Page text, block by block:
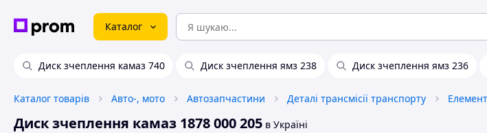
Каталог
Диск зчеплення камаз 740 Диск зчеплення ямз 238 Диск зчеплення ямз 236
Каталог товарів Авто-, мото Автозапчастини Деталі трансмісії транспорту
Диск зчеплення камаз 1878 000 205 в Україні